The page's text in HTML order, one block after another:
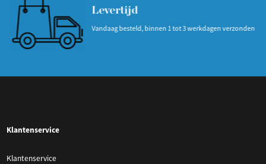
Levertijd
Vandaag besteld, binnen 1 tot 3 werkdagen verzonden
Klantenservice
Klantenservice